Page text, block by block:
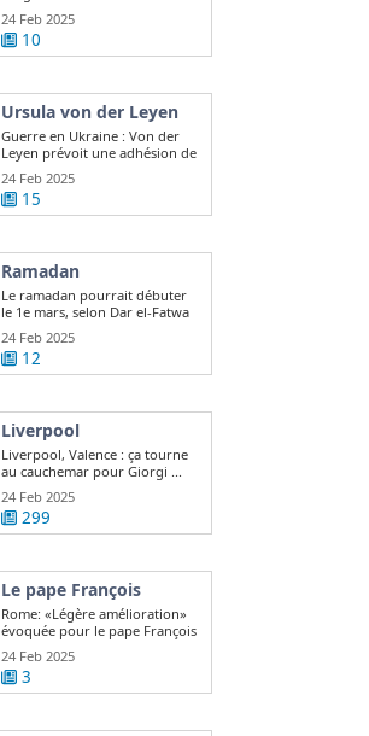
24 Feb 2025
10
Ursula von der Leyen
Guerre en Ukraine : Von der
Leyen prévoit une adhésion de
l ...
24 Feb 2025
15
Ramadan
Le ramadan pourrait débuter
le 1e mars, selon Dar el-Fatwa
24 Feb 2025
12
Liverpool
Liverpool, Valence : ça tourne
au cauchemar pour Giorgi ...
24 Feb 2025
299
Le pape François
Rome: «Légère amélioration»
évoquée pour le pape François
24 Feb 2025
3